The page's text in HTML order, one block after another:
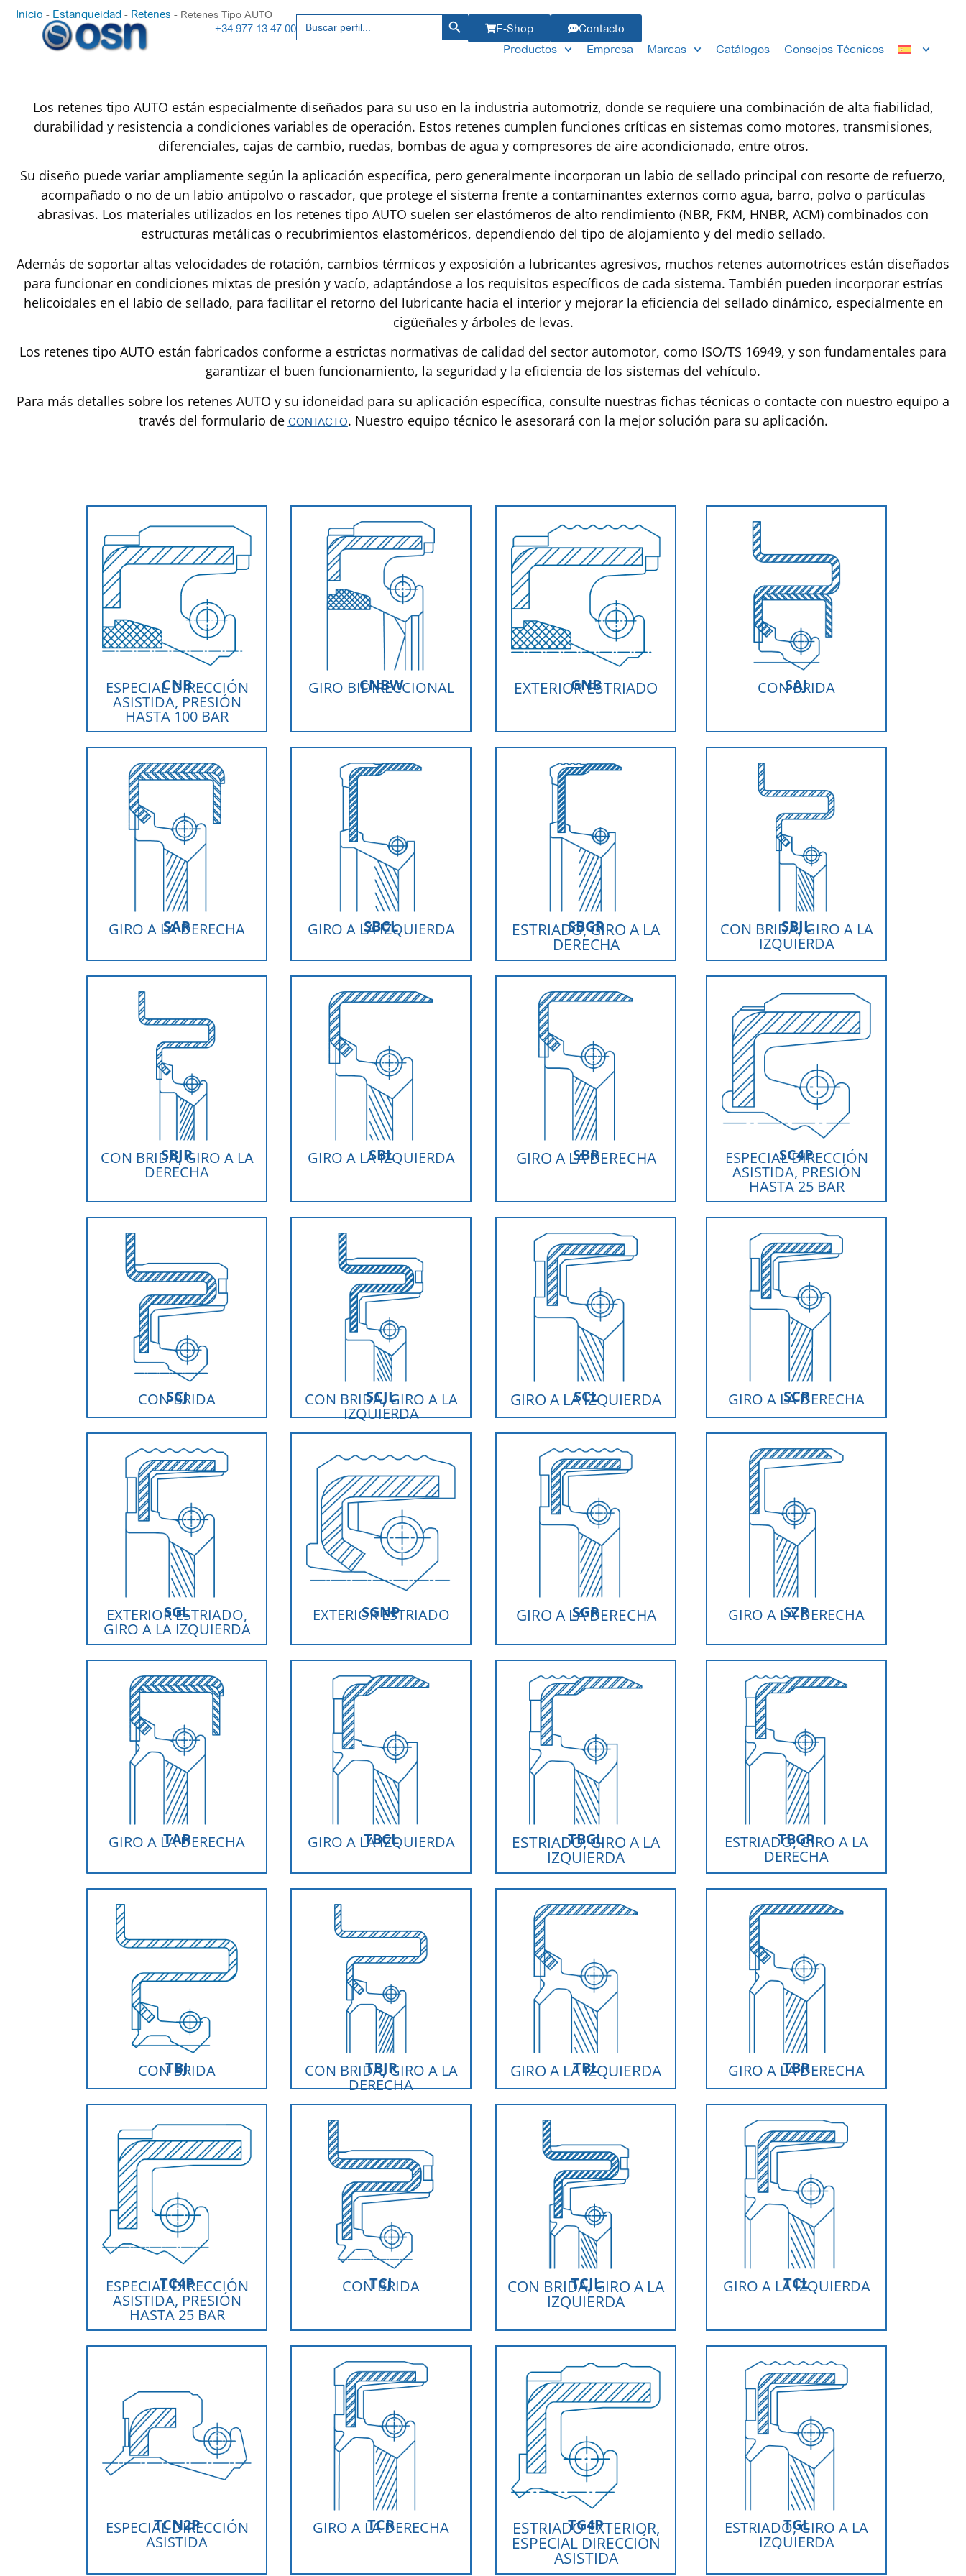
+34 977 13 47 00
Buscar:
Botón de búsqueda
E-Shop
Contacto
Productos
Empresa Marcas Catálogos Consejos Técnicos
Inicio - Estanqueidad - Retenes - Retenes Tipo AUTO
Los retenes tipo AUTO están especialmente diseñados para su uso en la industria automotriz, donde se requiere una combinación de alta fiabilidad,
durabilidad y resistencia a condiciones variables de operación. Estos retenes cumplen funciones críticas en sistemas como motores, transmisiones,
diferenciales, cajas de cambio, ruedas, bombas de agua y compresores de aire acondicionado, entre otros.
Su diseño puede variar ampliamente según la aplicación específica, pero generalmente incorporan un labio de sellado principal con resorte de refuerzo,
acompañado o no de un labio antipolvo o rascador, que protege el sistema frente a contaminantes externos como agua, barro, polvo o partículas
abrasivas. Los materiales utilizados en los retenes tipo AUTO suelen ser elastómeros de alto rendimiento (NBR, FKM, HNBR, ACM) combinados con
estructuras metálicas o recubrimientos elastoméricos, dependiendo del tipo de alojamiento y del medio sellado.
Además de soportar altas velocidades de rotación, cambios térmicos y exposición a lubricantes agresivos, muchos retenes automotrices están diseñados
para funcionar en condiciones mixtas de presión y vacío, adaptándose a los requisitos específicos de cada sistema. También pueden incorporar estrías
helicoidales en el labio de sellado, para facilitar el retorno del lubricante hacia el interior y mejorar la eficiencia del sellado dinámico, especialmente en
cigüeñales y árboles de levas.
Los retenes tipo AUTO están fabricados conforme a estrictas normativas de calidad del sector automotor, como ISO/TS 16949, y son fundamentales para
garantizar el buen funcionamiento, la seguridad y la eficiencia de los sistemas del vehículo.
Para más detalles sobre los retenes AUTO y su idoneidad para su aplicación específica, consulte nuestras fichas técnicas o contacte con nuestro equipo a
través del formulario de CONTACTO. Nuestro equipo técnico le asesorará con la mejor solución para su aplicación.
CNB
ESPECIAL DIRECCIÓN
ASISTIDA, PRESIÓN
HASTA 100 BAR
CNBW
GIRO BIDIRECCIONAL GNB
EXTERIOR ESTRIADO SAJ
CON BRIDA
SAR
GIRO A LA DERECHA SBCL
GIRO A LA IZQUIERDA SBGR
ESTRIADO, GIRO A LA
DERECHA
SBJL
CON BRIDA, GIRO A LA
IZQUIERDA
SBJR
CON BRIDA, GIRO A LA
DERECHA
SBL
GIRO A LA IZQUIERDA SBR
GIRO A LA DERECHA SC4P
ESPECIAL DIRECCIÓN
ASISTIDA, PRESIÓN
HASTA 25 BAR
SCJ
CON BRIDA SCJL
CON BRIDA, GIRO A LA
IZQUIERDA
SCL
GIRO A LA IZQUIERDA SCR
GIRO A LA DERECHA
SGL
EXTERIOR ESTRIADO,
GIRO A LA IZQUIERDA
SGNP
EXTERIOR ESTRIADO SGR
GIRO A LA DERECHA SZR
GIRO A LA DERECHA
TAR
GIRO A LA DERECHA TBCL
GIRO A LA IZQUIERDA TBGL
ESTRIADO, GIRO A LA
IZQUIERDA
TBGR
ESTRIADO, GIRO A LA
DERECHA
TBJ
CON BRIDA TBJR
CON BRIDA, GIRO A LA
DERECHA
TBL
GIRO A LA IZQUIERDA TBR
GIRO A LA DERECHA
TC4P
ESPECIAL DIRECCIÓN
ASISTIDA, PRESIÓN
HASTA 25 BAR
TCJ
CON BRIDA TCJL
CON BRIDA, GIRO A LA
IZQUIERDA
TCL
GIRO A LA IZQUIERDA
TCN2P
ESPECIAL DIRECCIÓN
ASISTIDA
TCR
GIRO A LA DERECHA TG4P
ESTRIADO EXTERIOR,
ESPECIAL DIRECCIÓN
ASISTIDA
TGL
ESTRIADO, GIRO A LA
IZQUIERDA